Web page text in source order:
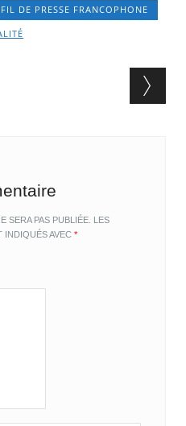
DE PRESSE FRANCOPHONE
SERA PAS PUBLIÉE. LES
INDIQUÉS AVEC*